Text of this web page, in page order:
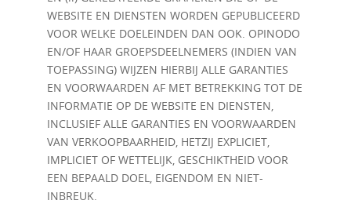
WEBSITE EN DIENSTEN WORDEN GEPUBLICEERD
VOOR WELKE DOELEINDEN DAN OOK. OPINODO
EN/OF HAAR GROEPSDEELNEMERS (INDIEN VAN
TOEPASSING) WIJZEN HIERBIJ ALLE GARANTIES
EN VOORWAARDEN AF MET BETREKKING TOT DE
INFORMATIE OP DE WEBSITE EN DIENSTEN,
INCLUSIEF ALLE GARANTIES EN VOORWAARDEN
VAN VERKOOPBAARHEID, HETZIJ EXPLICIET,
IMPLICIET OF WETTELIJK, GESCHIKTHEID VOOR
EEN BEPAALD DOEL, EIGENDOM EN NIET-
INBREUK.